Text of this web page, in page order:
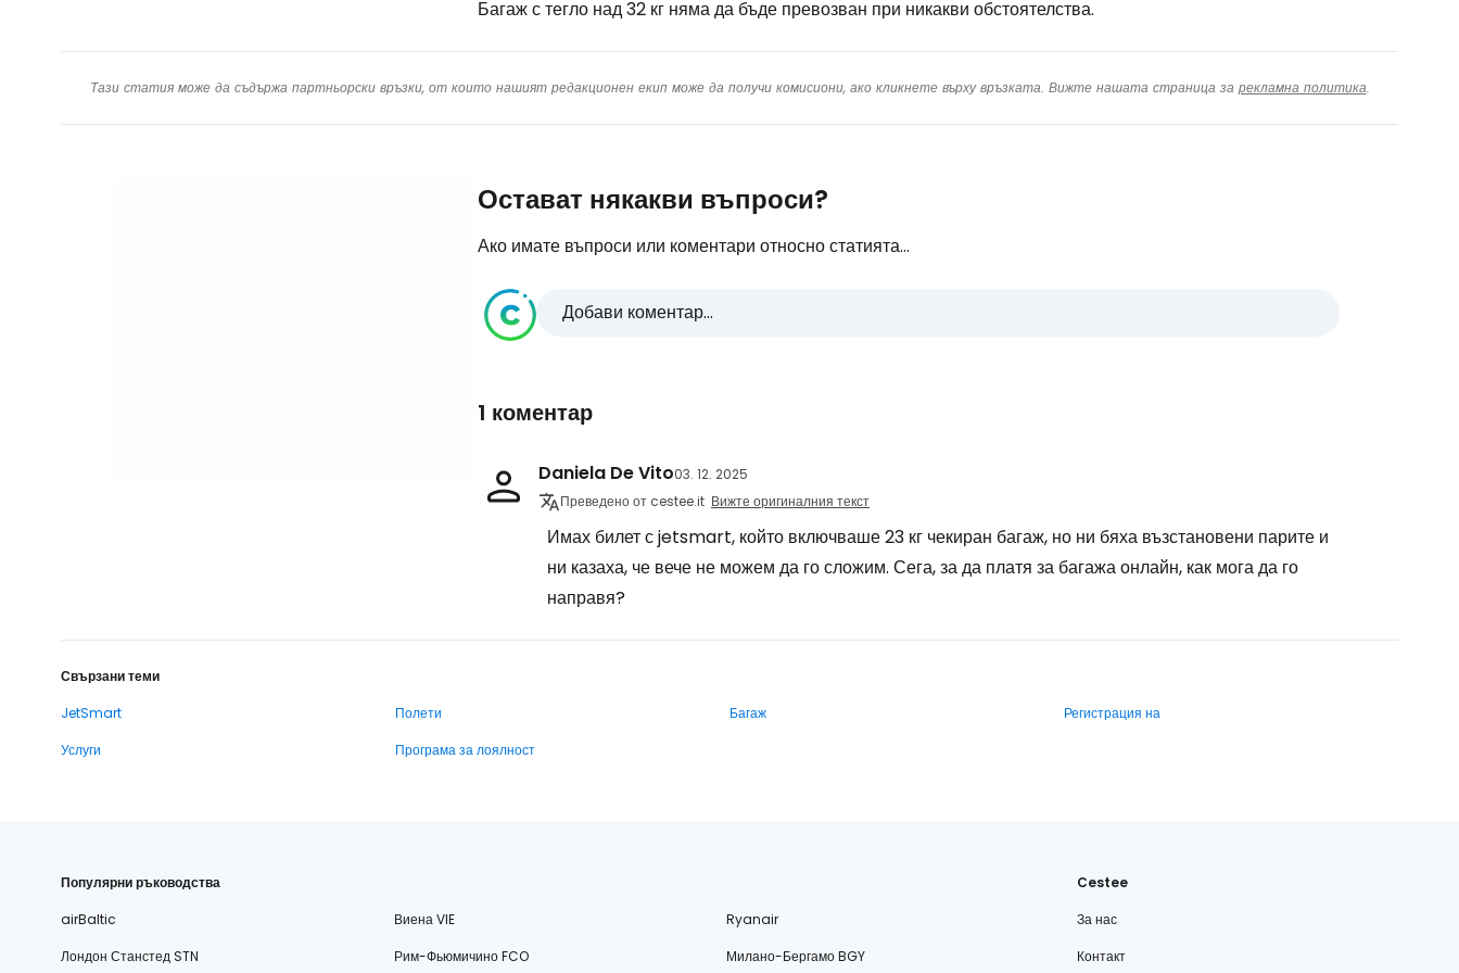
Багаж с тегло над 32 кг няма да бъде превозван при никакви обстоятелства.
Тази статия може да съдържа партньорски връзки, от които нашият редакционен екип може да получи комисиони, ако кликнете върху връзката. Вижте нашата страница за рекламна политика.
Остават някакви въпроси?
Ако имате въпроси или коментари относно статията...
Добави коментар...
1 коментар
Daniela De Vito03. 12. 2025
Преведено от cestee.it Вижте оригиналния текст
Имах билет с jetsmart, който включваше 23 кг чекиран багаж, но ни бяха възстановени парите и
ни казаха, че вече не можем да го сложим. Сега, за да платя за багажа онлайн, как мога да го
направя?
Свързани теми
JetSmart
Полети Багаж
Регистрация на
Услуги
Програма за лоялност
Популярни ръководства
airBaltic
Виена VIE
Ryanair
Лондон Станстед STN
Рим-Фьюмичино FCO Милано-Бергамо BGY
Cestee
За нас
Контакт